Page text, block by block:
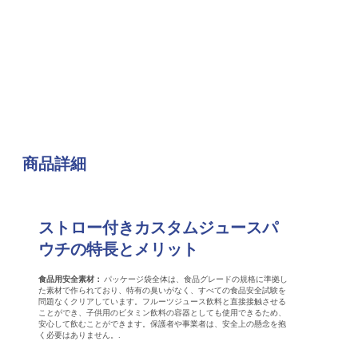
商品詳細
ストロー付きカスタムジュースパ
ウチの特長とメリット
食品用安全素材： パッケージ袋全体は、食品グレードの規格に準拠し
た素材で作られており、特有の臭いがなく、すべての食品安全試験を
問題なくクリアしています。フルーツジュース飲料と直接接触させる
ことができ、子供用のビタミン飲料の容器としても使用できるため、
安心して飲むことができます。保護者や事業者は、安全上の懸念を抱
く必要はありません。.